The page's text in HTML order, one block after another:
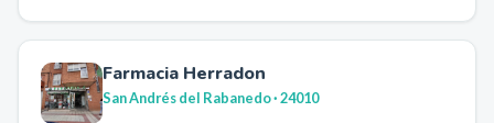
Farmacia Herradon
San Andrés del Rabanedo· 24010